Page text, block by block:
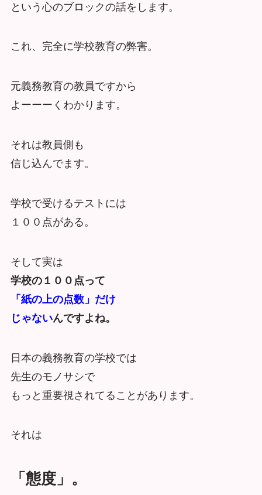
という心のブロックの話をします。
これ、完全に学校教育の弊害。
元義務教育の教員ですから
よーーーくわかります。
それは教員側も
信じ込んでます。
学校で受けるテストには
１００点がある。
そして実は
学校の１００点って
「紙の上の点数」だけ
じゃないんですよね。
日本の義務教育の学校では
先生のモノサシで
もっと重要視されてることがあります。
それは
「態度」。